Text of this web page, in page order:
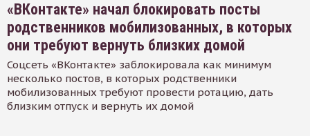
«ВКонтакте» начал блокировать посты
родственников мобилизованных, в которых
они требуют вернуть близких домой
Соцсеть «ВКонтакте» заблокировала как минимум
несколько постов, в которых родственники
мобилизованных требуют провести ротацию, дать
близким отпуск и вернуть их домой